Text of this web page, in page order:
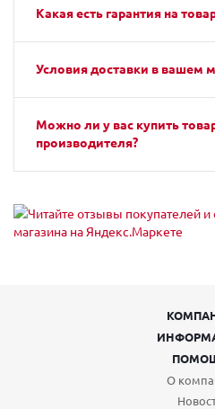
Какая есть гарантия на
Условия доставки в вашем
Можно ли у вас купить
производителя?
О